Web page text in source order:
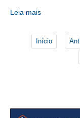
SEESPPREV
Leia mais
Início Ant